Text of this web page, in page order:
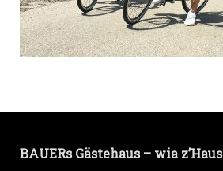
BAUERs Gästehaus – wia z’Haus